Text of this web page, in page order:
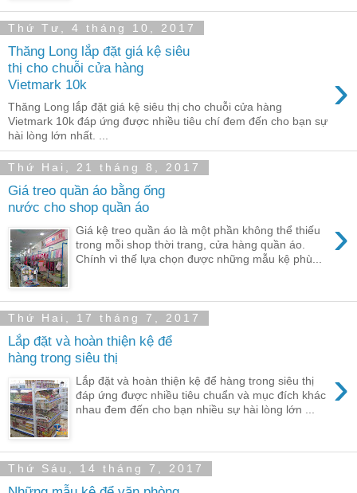
Thứ Tư, 4 tháng 10, 2017
Thăng Long lắp đặt giá kệ siêu
thị cho chuỗi cửa hàng
Vietmark 10k
›
Thăng Long lắp đặt giá kệ siêu thị cho chuỗi cửa hàng
Vietmark 10k đáp ứng được nhiều tiêu chí đem đến cho bạn sự
hài lòng lớn nhất. ...
Thứ Hai, 21 tháng 8, 2017
Giá treo quần áo bằng ống
nước cho shop quần áo
›
Giá kệ treo quần áo là một phần không thể thiếu
trong mỗi shop thời trang, cửa hàng quần áo.
Chính vì thế lựa chọn được những mẫu kệ phù...
Thứ Hai, 17 tháng 7, 2017
Lắp đặt và hoàn thiện kệ để
hàng trong siêu thị
›
Lắp đặt và hoàn thiện kệ để hàng trong siêu thị
đáp ứng được nhiều tiêu chuẩn và mục đích khác
nhau đem đến cho bạn nhiều sự hài lòng lớn ...
Thứ Sáu, 14 tháng 7, 2017